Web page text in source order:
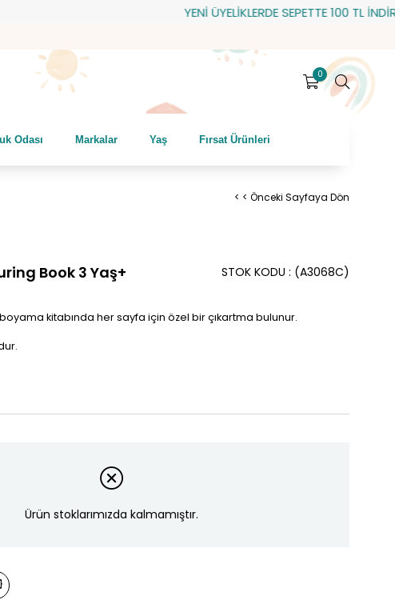
YENİ ÜYELİKLERDE SEPETTE 100 TL İNDİRİM!
0
Odası Markalar Yaş Fırsat Ürünleri
< < Önceki Sayfaya Dön
Book 3 Yaş+ (A3068C)
STOK KODU
kitabında her sayfa için özel bir çıkartma bulunur.
Ürün stoklarımızda kalmamıştır.